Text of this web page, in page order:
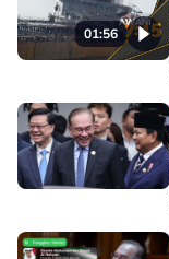
01:56